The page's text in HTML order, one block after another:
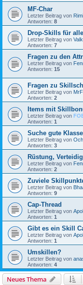
MF-Char
Letzter Beitrag von Rimi
Antworten: 8
Drop-Skills für
Letzter Beitrag von
Antworten: 7
Fragen zu den
Letzter Beitrag von
Antworten: 15
Fragen zu
Letzter Beitrag von
Antworten: 2
Items mit
Letzter Beitrag von
Antworten: 1
Suche gute Klasse
Letzter Beitrag von
Antworten: 3
Rüstung,
Letzter Beitrag von
Antworten: 2
Zuviele
Letzter Beitrag von
Antworten: 9
Cap-Thread
Letzter Beitrag von
Antworten: 1
Gibt es ein Skill
Letzter Beitrag von
Antworten: 1
Umskillen?
Letzter Beitrag von
Antworten: 4
Neues Thema